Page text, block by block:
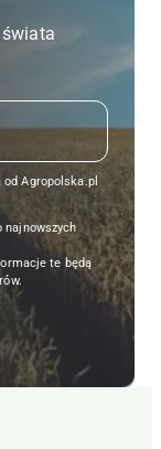
Agropolska.pl
najnowszych
te będą